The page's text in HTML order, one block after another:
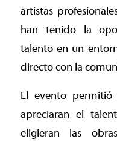
artistas
han tenido la
talento en un
directo con la
El evento
apreciaran el
eligieran las